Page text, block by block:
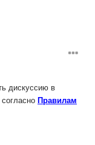
дискуссию в
Правилам